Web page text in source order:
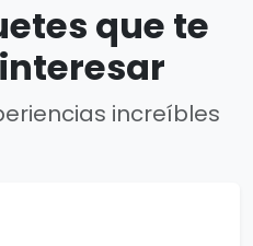
que te
increíbles